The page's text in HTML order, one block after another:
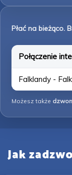
Płać na bieżąco.
Połączenie
Falklandy -
Możesz także
Jak